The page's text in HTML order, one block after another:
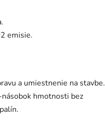
emisie.
a umiestnenie na stavbe.
hmotnosti bez